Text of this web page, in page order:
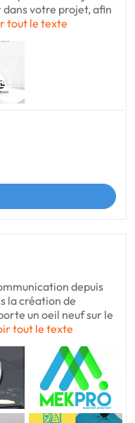
votre projet, afin
tout le texte
depuis
la création de
un oeil neuf sur le
tout le texte